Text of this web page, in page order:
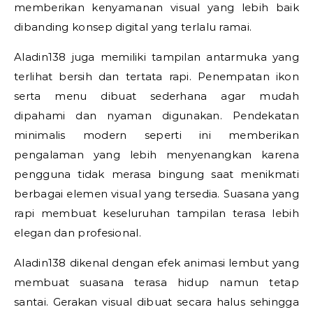
memberikan kenyamanan visual yang lebih baik
dibanding konsep digital yang terlalu ramai.
Aladin138 juga memiliki tampilan antarmuka yang
terlihat bersih dan tertata rapi. Penempatan ikon
serta menu dibuat sederhana agar mudah
dipahami dan nyaman digunakan. Pendekatan
minimalis modern seperti ini memberikan
pengalaman yang lebih menyenangkan karena
pengguna tidak merasa bingung saat menikmati
berbagai elemen visual yang tersedia. Suasana yang
rapi membuat keseluruhan tampilan terasa lebih
elegan dan profesional.
Aladin138 dikenal dengan efek animasi lembut yang
membuat suasana terasa hidup namun tetap
santai. Gerakan visual dibuat secara halus sehingga